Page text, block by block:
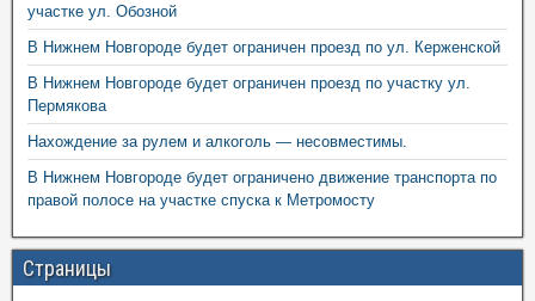
участке ул. Обозной
В Нижнем Новгороде будет ограничен проезд по ул. Керженской
В Нижнем Новгороде будет ограничен проезд по участку ул.
Пермякова
Нахождение за рулем и алкоголь — несовместимы.
В Нижнем Новгороде будет ограничено движение транспорта по
правой полосе на участке спуска к Метромосту
Страницы